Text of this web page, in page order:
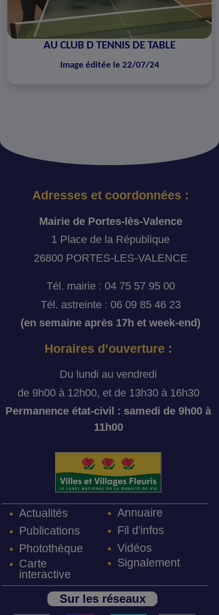
AU CLUB D TENNIS DE TABLE
Image éditée le 22/07/24
Adresses et coordonnées :
Mairie de Portes-lès-Valence
1 Place de la République
26800 PORTES-LES-VALENCE
Tél. mairie : 04 75 57 95 00
Tél. astreinte : 06 09 85 46 23
(en semaine après 17h et week-end)
Horaires d’ouverture :
Du lundi au vendredi
de 9h00 à 12h00, et de 13h30 à 16h30
Permanence état-civil : samedi de 9h00 à
11h00
Actualités
Publications
Photothèque
Carte
interactive
Annuaire
Fil d'infos
Vidéos
Signalement
Sur les réseaux